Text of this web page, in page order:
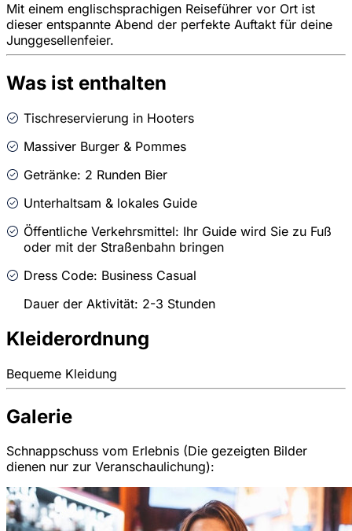
Mit einem englischsprachigen Reiseführer vor Ort ist
dieser entspannte Abend der perfekte Auftakt für deine
Junggesellenfeier.
Was ist enthalten
Tischreservierung in Hooters
Massiver Burger & Pommes
Getränke: 2 Runden Bier
Unterhaltsam & lokales Guide
Öffentliche Verkehrsmittel: Ihr Guide wird Sie zu Fuß
oder mit der Straßenbahn bringen
Dress Code: Business Casual
Dauer der Aktivität: 2-3 Stunden
Kleiderordnung
Bequeme Kleidung
Galerie
Schnappschuss vom Erlebnis (Die gezeigten Bilder
dienen nur zur Veranschaulichung):